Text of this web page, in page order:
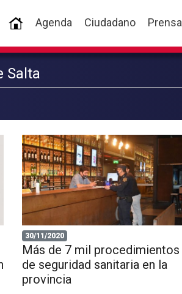
(current)
Agenda Ciudadano Prensa
Salta
30/11/2020
Más de 7 mil procedimientos
de seguridad sanitaria en la
provincia